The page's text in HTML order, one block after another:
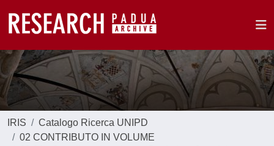
IRIS
Catalogo Ricerca UNIPD
02 CONTRIBUTO IN VOLUME